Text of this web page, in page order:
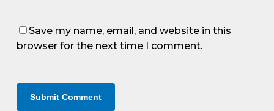
Save my name, email, and website in this
browser for the next time I comment.